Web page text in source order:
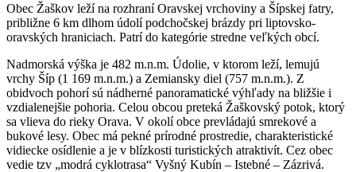
Obec Žaškov leží na rozhraní Oravskej vrchoviny a Šípskej fatry,
približne 6 km dlhom údolí podchočskej brázdy pri liptovsko-
oravských hraniciach. Patrí do kategórie stredne veľkých obcí.
Nadmorská výška je 482 m.n.m. Údolie, v ktorom leží, lemujú
vrchy Šíp (1 169 m.n.m.) a Zemiansky diel (757 m.n.m.). Z
obidvoch pohorí sú nádherné panoramatické výhľady na bližšie i
vzdialenejšie pohoria. Celou obcou preteká Žaškovský potok, ktorý
sa vlieva do rieky Orava. V okolí obce prevládajú smrekové a
bukové lesy. Obec má pekné prírodné prostredie, charakteristické
vidiecke osídlenie a je v blízkosti turistických atraktivít. Cez obec
vedie tzv „modrá cyklotrasa“ Vyšný Kubín – Istebné – Zázrivá.